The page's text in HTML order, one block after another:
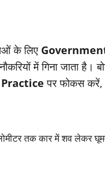
के लिए Government
में गिना जाता है।
पर फोकस करें,
तक कार में शव लेकर